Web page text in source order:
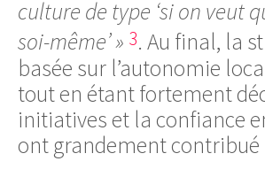
culture de type ‘si on veut
soi-même’ » 3. Au final, la
basée sur l’autonomie
tout en étant fortement
initiatives et la confiance
ont grandement contribué